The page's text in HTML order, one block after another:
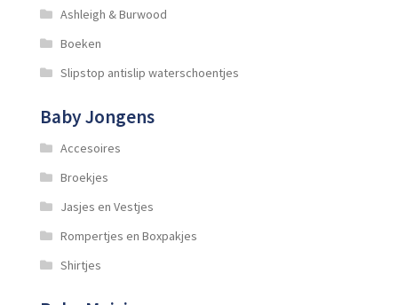
Ashleigh & Burwood
Boeken
Slipstop antislip waterschoentjes
Baby Jongens
Accesoires
Broekjes
Jasjes en Vestjes
Rompertjes en Boxpakjes
Shirtjes